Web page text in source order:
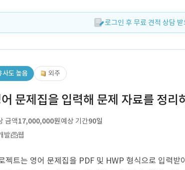
로그인 후 무료 견적 상담
사도 높음 외주
문제집을 입력해 문제 자료를 정리
금액17,000,000원예상 기간90일
발
웹
젝트는 영어 문제집을 PDF 및 HWP 형식으로 입력받